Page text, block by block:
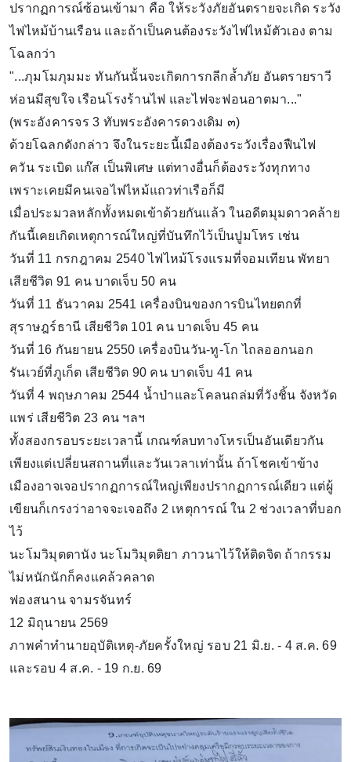
ปรากฏการณ์ซ้อนเข้ามา คือ ให้ระวังภัยอันตรายจะเกิด ระวัง
ไฟไหม้บ้านเรือน และถ้าเป็นคนต้องระวังไฟไหม้ตัวเอง ตาม
โฉลกว่า
"...ภุมโมภุมมะ ทันกันนั้นจะเกิดการกลีกล้ำภัย อันตรายราวี
ห่อนมีสุขใจ เรือนโรงร้านไฟ และไฟจะฟอนอาตมา..."
(พระอังคารจร 3 ทับพระอังคารดวงเดิม ๓)
ด้วยโฉลกดังกล่าว จึงในระยะนี้เมืองต้องระวังเรื่องฟืนไฟ
ควัน ระเบิด แก๊ส เป็นพิเศษ แต่ทางอื่นก็ต้องระวังทุกทาง
เพราะเคยมีคนเจอไฟไหม้แถวท่าเรือก็มี
เมื่อประมวลหลักทั้งหมดเข้าด้วยกันแล้ว ในอดีตมุมดาวคล้าย
กันนี้เคยเกิดเหตุการณ์ใหญ่ที่บันทึกไว้เป็นปูมโหร เช่น
วันที่ 11 กรกฎาคม 2540 ไฟไหม้โรงแรมที่จอมเทียน พัทยา
เสียชีวิต 91 คน บาดเจ็บ 50 คน
วันที่ 11 ธันวาคม 2541 เครื่องบินของการบินไทยตกที่
สุราษฎร์ธานี เสียชีวิต 101 คน บาดเจ็บ 45 คน
วันที่ 16 กันยายน 2550 เครื่องบินวัน-ทู-โก ไถลออกนอก
รันเวย์ที่ภูเก็ต เสียชีวิต 90 คน บาดเจ็บ 41 คน
วันที่ 4 พฤษภาคม 2544 น้ำป่าและโคลนถล่มที่วังชิ้น จังหวัด
แพร่ เสียชีวิต 23 คน ฯลฯ
ทั้งสองกรอบระยะเวลานี้ เกณฑ์ลบทางโหรเป็นอันเดียวกัน
เพียงแต่เปลี่ยนสถานที่และวันเวลาเท่านั้น ถ้าโชคเข้าข้าง
เมืองอาจเจอปรากฏการณ์ใหญ่เพียงปรากฏการณ์เดียว แต่ผู้
เขียนก็เกรงว่าอาจจะเจอถึง 2 เหตุการณ์ ใน 2 ช่วงเวลาที่บอก
ไว้
นะโมวิมุตตานัง นะโมวิมุตติยา ภาวนาไว้ให้ติดจิต ถ้ากรรม
ไม่หนักนักก็คงแคล้วคลาด
ฟองสนาน จามรจันทร์
12 มิถุนายน 2569
ภาพคำทำนายอุบัติเหตุ-ภัยครั้งใหญ่ รอบ 21 มิ.ย. - 4 ส.ค. 69
และรอบ 4 ส.ค. - 19 ก.ย. 69